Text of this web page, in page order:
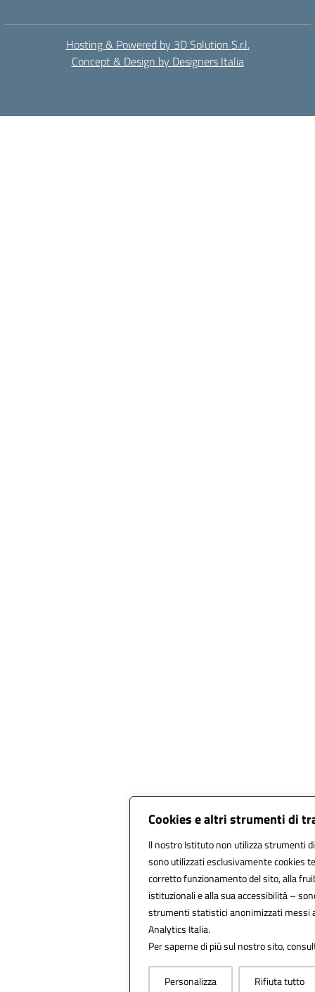
Cookies e altri strumenti di
Il nostro Istituto non utilizza strumenti
sono utilizzati esclusivamente cookies
corretto funzionamento del sito, alla
istituzionali e alla sua accessibilità –
strumenti statistici anonimizzati messi
Analytics Italia.
Per saperne di più sul nostro sito,
Personalizza Rifiuta tutto
Hosting & Powered by 3D Solution S.r.l.
Concept & Design by Designers Italia